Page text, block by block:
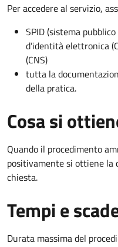
Per accedere al servizio,
SPID (sistema
d’identità elettronica
(CNS)
tutta la
della pratica.
Cosa si
Quando il procedimento
positivamente si ottiene la
chiesta.
Tempi e
Durata massima del